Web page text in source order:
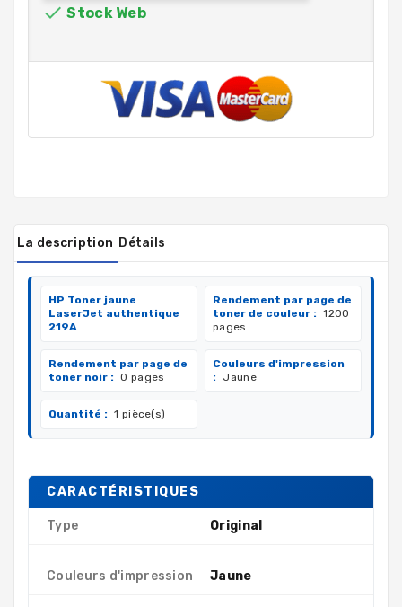
 Stock Web
La description Détails
HP Toner jaune
LaserJet authentique
219A
Rendement par page de
toner de couleur : 1200
pages
Rendement par page de
toner noir : 0 pages
Couleurs d'impression
:
Jaune
Quantité : 1 pièce(s)
CARACTÉRISTIQUES
Type Original
Couleurs d'impression Jaune